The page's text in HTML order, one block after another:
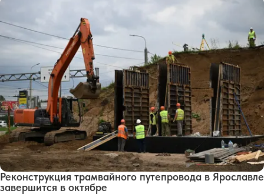
Реконструкция трамвайного путепровода в Ярославле
завершится в октябре